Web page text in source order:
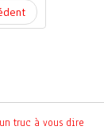
truc à vous dire